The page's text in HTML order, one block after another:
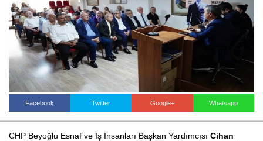
Facebook Twitter Google+ Whatsapp
CHP Beyoğlu Esnaf ve İş İnsanları Başkan Yardımcısı Cihan
VİDEO GALERİ